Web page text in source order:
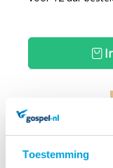
Toestemming